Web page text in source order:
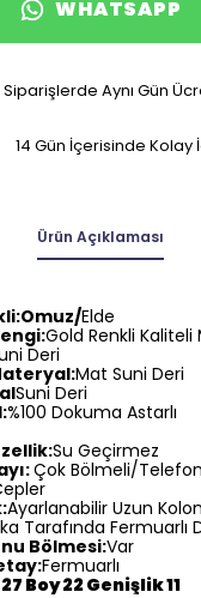
WHATSAPP
Siparişlerde Aynı Gün
14 Gün İçerisinde Kolay
Ürün Açıklaması
Elde
Gold Renkli Kaliteli
Deri
Mat Suni Deri
Suni Deri
%100 Dokuma Astarlı
Su Geçirmez
Çok Bölmeli/Telefon
Ayarlanabilir Uzun
Tarafında Fermuarlı
Bölmesi:Var
Fermuarlı
Boy 22 Genişlik 11